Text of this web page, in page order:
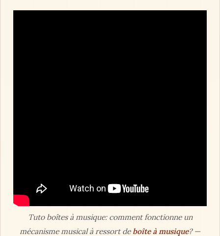
Tuto boîtes à musique: comment fonctionne un
mécanisme musical à ressort de boîte à musique? —